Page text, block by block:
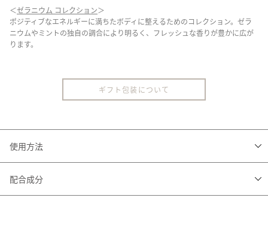
＜ゼラニウム コレクション＞
ポジティブなエネルギーに満ちたボディに整えるためのコレクション。ゼラ
ニウムやミントの独自の調合により明るく、フレッシュな香りが豊かに広が
ります。
ギフト包装について
使用方法
＜ゼラニウム シャンプー＞
配合成分